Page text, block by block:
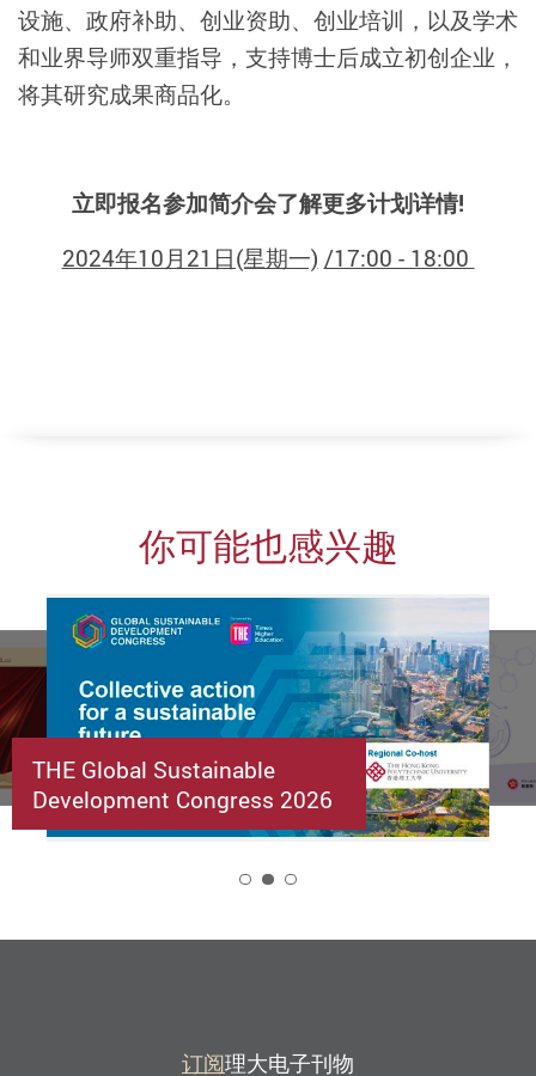
设施、政府补助、创业资助、创业培训，以及学术
和业界导师双重指导，支持博士后成立初创企业，
将其研究成果商品化。
立即报名参加简介会了解更多计划详情!
2024年10月21日(星期一) /17:00 - 18:00
你可能也感兴趣
THE Global Sustainable
Development Congress 2026
订阅理大电子刊物